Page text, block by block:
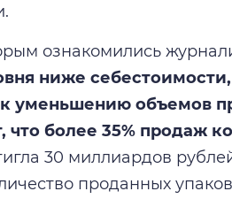
ознакомились
ниже
уменьшению объемов
более 35% продаж
30 миллиардов
проданных